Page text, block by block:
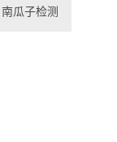
南瓜子检测